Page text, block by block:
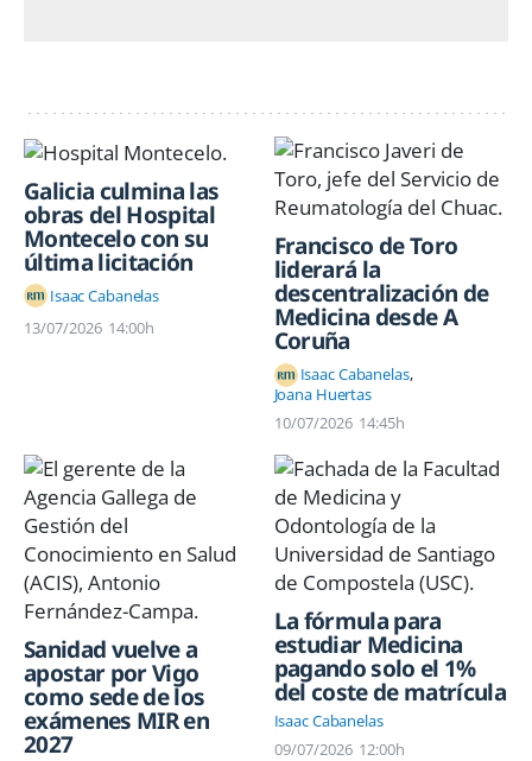
Galicia culmina las
obras del Hospital
Montecelo con su
última licitación
Isaac Cabanelas
13/07/2026 14:00h
Francisco de Toro
liderará la
descentralización de
Medicina desde A
Coruña
Isaac Cabanelas
Joana Huertas
10/07/2026 14:45h
Sanidad vuelve a
apostar por Vigo
como sede de los
exámenes MIR en
2027
La fórmula para
estudiar Medicina
pagando solo el 1%
del coste de matrícula
Isaac Cabanelas
09/07/2026 12:00h